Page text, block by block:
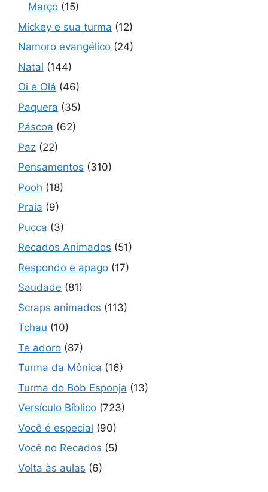
Março (15)
Mickey e sua turma (12)
Namoro evangélico (24)
Natal (144)
Oi e Olá (46)
Paquera (35)
Páscoa (62)
Paz (22)
Pensamentos (310)
Pooh (18)
Praia (9)
Pucca (3)
Recados Animados (51)
Respondo e apago (17)
Saudade (81)
Scraps animados (113)
Tchau (10)
Te adoro (87)
Turma da Mônica (16)
Turma do Bob Esponja (13)
Versículo Bíblico (723)
Você é especial (90)
Você no Recados (5)
Volta às aulas (6)